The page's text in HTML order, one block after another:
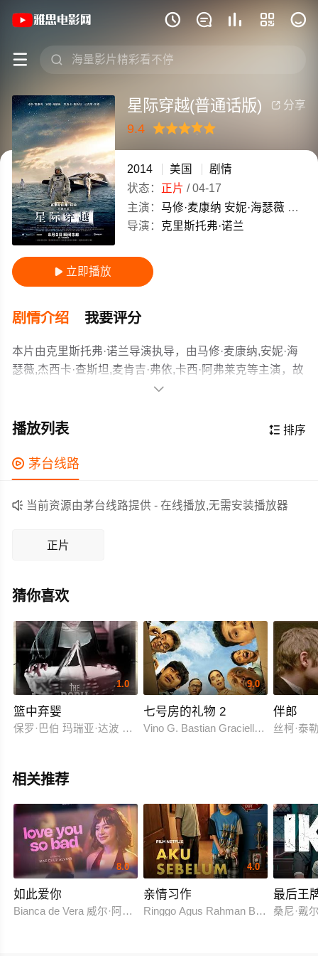
    
 
《星际穿越(普通话版)》(2014)美国英
 分享
星际穿越(普通话版)
9.4
很差较差
还行推荐力荐
2014 美国
剧情
状态： 正片 /04-17
主演： 马修·麦康纳 安妮·海瑟薇 杰西
导演： 克里斯托弗·诺兰
 立即播放
剧情介绍 我要评分
本片由克里斯托弗·诺兰导演执导，由马修·麦康纳,安妮·海
瑟薇,杰西卡·查斯坦,麦肯吉·弗依,卡西·阿弗莱克等主演，故
事情节跌岩起伏、扣人心弦，领广大剧情片爱好者和观众
家航空航天局的工程师和航天飞机驾驶员的库珀（马修·麦
女儿墨菲（麦肯基·弗依饰）发现其房间书架上的书本无故
掉到地上，认为这是幽灵现象。不久后，一场沙尘暴在墨
菲房间中留下二进制坐标，二人驱车到达坐标位置后发现
作为一部 2014上映的剧情电影，在当期同类题材影片中具
有一定的看点，在演员表现和剧情架构上也都有不错的亮
点，剧情紧凑，角色塑造鲜明，适合喜欢剧情类电影的观

 排序
播放列表
 茅台线路
 当前资源由茅台线路提供 - 在线播放,无需安装播放器
正片
猜你喜欢
1.0
篮中弃婴
保罗·巴伯 玛瑞亚·达波 安珀·多伊索恩
9.0
七号房的礼物 2
Vino G. Bastian Graciella Abigail 玛
伴郎
丝柯·泰
相关推荐
8.0
如此爱你
Bianca de Vera 威尔·阿什利·德莱昂
4.0
亲情习作
Ringgo Agus Rahman Bima Sena
最后王
桑尼·戴